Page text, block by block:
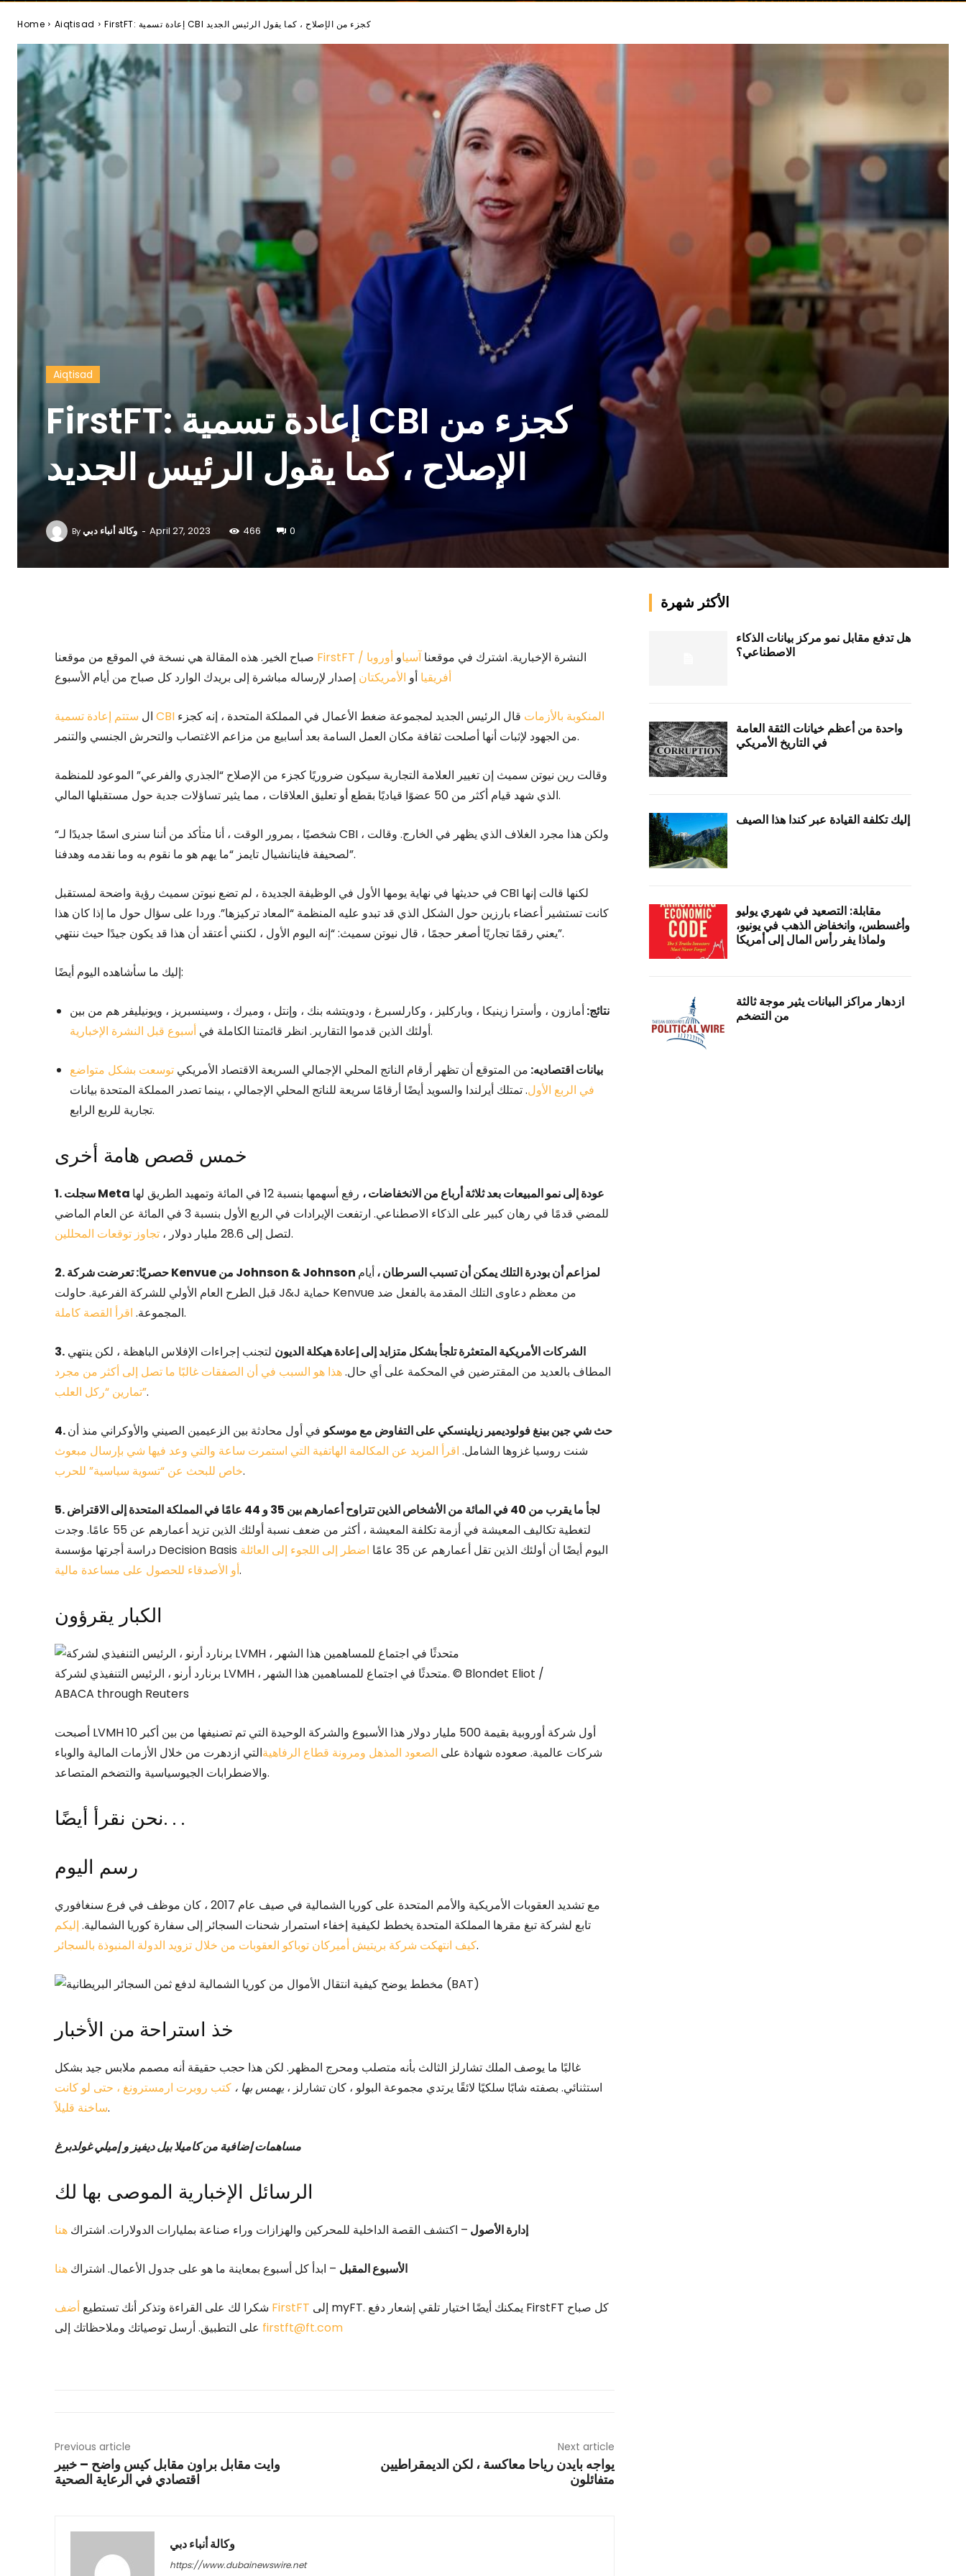
Home Aiqtisad FirstFT: إعادة تسمية CBI كجزء من الإصلاح ، كما يقول الرئيس الجديد
Aiqtisad
FirstFT: إعادة تسمية CBI كجزء من
الإصلاح ، كما يقول الرئيس الجديد
Byوكالة أنباء دبي - April 27, 2023 466 0
FirstFT النشرة الإخبارية. اشترك في موقعنا آسياو أوروبا /
أفريقيا أو الأمريكتان إصدار لإرساله مباشرة إلى بريدك الوارد كل صباح من أيام الأسبوع
ال ستتم إعادة تسمية CBI المنكوبة بالأزمات قال الرئيس الجديد لمجموعة ضغط الأعمال في المملكة المتحدة ، إنه كجزء
من الجهود لإثبات أنها أصلحت ثقافة مكان العمل السامة بعد أسابيع من مزاعم الاغتصاب والتحرش الجنسي والتنمر.
وقالت رين نيوتن سميث إن تغيير العلامة التجارية سيكون ضروريًا كجزء من الإصلاح “الجذري والفرعي” الموعود للمنظمة
الذي شهد قيام أكثر من 50 عضوًا قياديًا بقطع أو تعليق العلاقات ، مما يثير تساؤلات جدية حول مستقبلها المالي.
“شخصيًا ، بمرور الوقت ، أنا متأكد من أننا سنرى اسمًا جديدًا لـ CBI ، ولكن هذا مجرد الغلاف الذي يظهر في الخارج. وقالت
لصحيفة فاينانشيال تايمز “ما يهم هو ما نقوم به وما نقدمه وهدفنا”.
في حديثها في نهاية يومها الأول في الوظيفة الجديدة ، لم تضع نيوتن سميث رؤية واضحة لمستقبل CBI لكنها قالت إنها
كانت تستشير أعضاء بارزين حول الشكل الذي قد تبدو عليه المنظمة “المعاد تركيزها”. وردا على سؤال حول ما إذا كان هذا
يعني رقمًا تجاريًا أصغر حجمًا ، قال نيوتن سميث: “إنه اليوم الأول ، لكنني أعتقد أن هذا قد يكون جيدًا حيث ننتهي”.
إليك ما سأشاهده اليوم أيضًا:
نتائج:أمازون ، وأسترا زينيكا ، وباركليز ، وكارلسبرغ ، ودويتشه بنك ، وإنتل ، وميرك ، وسينسبريز ، ويونيليفر هم من بين
أولئك الذين قدموا التقارير. انظر قائمتنا الكاملة في أسبوع قبل النشرة الإخبارية .
بيانات اقتصاديه: من المتوقع أن تظهر أرقام الناتج المحلي الإجمالي السريعة الاقتصاد الأمريكي توسعت بشكل متواضع
في الربع الأول. تمتلك أيرلندا والسويد أيضًا أرقامًا سريعة للناتج المحلي الإجمالي ، بينما تصدر المملكة المتحدة بيانات
تجارية للربع الرابع.
خمس قصص هامة أخرى
1. سجلت Meta عودة إلى نمو المبيعات بعد ثلاثة أرباع من الانخفاضات ،
رفع أسهمها بنسبة 12 في المائة وتمهيد الطريق لها
للمضي قدمًا في رهان كبير على الذكاء الاصطناعي. ارتفعت الإيرادات في الربع الأول بنسبة 3 في المائة عن العام الماضي
لتصل إلى 28.6 مليار دولار ،
تجاوز توقعات المحللين .
2. حصريًا: تعرضت شركة Kenvue من Johnson & Johnson لمزاعم أن بودرة التلك يمكن أن تسبب السرطان ،أيام
قبل الطرح العام الأولي للشركة الفرعية. حاولت J&J حماية Kenvue من معظم دعاوى التلك المقدمة بالفعل ضد
المجموعة. اقرأ القصة كاملة .
3. الشركات الأمريكية المتعثرة تلجأ بشكل متزايد إلى إعادة هيكلة الديون لتجنب إجراءات الإفلاس الباهظة ، لكن ينتهي
المطاف بالعديد من المقترضين في المحكمة على أي حال.هذا هو السبب في أن الصفقات غالبًا ما تصل إلى أكثر من مجرد
تمارين “ركل العلب”.
4. حث شي جين بينغ فولوديمير زيلينسكي على التفاوض مع موسكو في أول محادثة بين الزعيمين الصيني والأوكراني منذ أن
شنت روسيا غزوها الشامل. اقرأ المزيد عن المكالمة الهاتفية التي استمرت ساعة والتي وعد فيها شي بإرسال مبعوث
خاص للبحث عن “تسوية سياسية” للحرب.
5. لجأ ما يقرب من 40 في المائة من الأشخاص الذين تتراوح أعمارهم بين 35 و 44 عامًا في المملكة المتحدة إلى الاقتراض
لتغطية تكاليف المعيشة في أزمة تكلفة المعيشة ، أكثر من ضعف نسبة أولئك الذين تزيد أعمارهم عن 55 عامًا. وجدت
دراسة أجرتها مؤسسة Decision Basis اليوم أيضًا أن أولئك الذين تقل أعمارهم عن 35 عامًا
اضطر إلى اللجوء إلى العائلة
أو الأصدقاء للحصول على مساعدة مالية.
الكبار يقرؤون
برنارد أرنو ، الرئيس التنفيذي لشركة LVMH ، متحدثًا في اجتماع للمساهمين هذا الشهر. © Blondet Eliot /
ABACA through Reuters
أصبحت LVMH أول شركة أوروبية بقيمة 500 مليار دولار هذا الأسبوع والشركة الوحيدة التي تم تصنيفها من بين أكبر 10
شركات عالمية. صعوده شهادة على الصعود المذهل ومرونة قطاع الرفاهيةالتي ازدهرت من خلال الأزمات المالية والوباء
والاضطرابات الجيوسياسية والتضخم المتصاعد.
نحن نقرأ أيضًا. . .
رسم اليوم
مع تشديد العقوبات الأمريكية والأمم المتحدة على كوريا الشمالية في صيف عام 2017 ، كان موظف في فرع سنغافوري
تابع لشركة تبغ مقرها المملكة المتحدة يخطط لكيفية إخفاء استمرار شحنات السجائر إلى سفارة كوريا الشمالية.إليكم
كيف انتهكت شركة بريتيش أميركان توباكو العقوبات من خلال تزويد الدولة المنبوذة بالسجائر.
خذ استراحة من الأخبار
غالبًا ما يوصف الملك تشارلز الثالث بأنه متصلب ومحرج المظهر. لكن هذا حجب حقيقة أنه مصمم ملابس جيد بشكل
استثنائي. بصفته شابًا سلكيًا لائقًا يرتدي مجموعة البولو ، كان تشارلز ، يهمس بها ، كتب روبرت ارمسترونغ ، حتى لو كانت
ساخنة قليلاً.
مساهمات إضافية من كاميلا بيل ديفيز و إميلي غولدبرغ
الرسائل الإخبارية الموصى بها لك
إدارة الأصول – اكتشف القصة الداخلية للمحركين والهزازات وراء صناعة بمليارات الدولارات. اشتراك هنا
الأسبوع المقبل – ابدأ كل أسبوع بمعاينة ما هو على جدول الأعمال. اشتراك هنا
شكرا لك على القراءة وتذكر أنك تستطيع أضف FirstFT
firstft@ft.com
Previous article
وايت مقابل براون مقابل كيس واضح – خبير
اقتصادي في الرعاية الصحية
Next article
يواجه بايدن رياحا معاكسة ، لكن الديمقراطيين
متفائلون
وكالة أنباء دبي
https://www.dubainewswire.net
الأكثر شهرة
هل تدفع مقابل نمو مركز بيانات الذكاء
الاصطناعي؟
واحدة من أعظم خيانات الثقة العامة
في التاريخ الأمريكي
إليك تكلفة القيادة عبر كندا هذا الصيف
مقابلة: التصعيد في شهري يوليو
وأغسطس، وانخفاض الذهب في يونيو،
ولماذا يفر رأس المال إلى أمريكا
ازدهار مراكز البيانات يثير موجة ثالثة
من التضخم